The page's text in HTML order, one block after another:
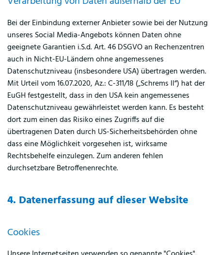
Bei der Einbindung externer Anbieter sowie bei der Nutzung
unseres Social Media-Angebots können Daten ohne
geeignete Garantien i.S.d. Art. 46 DSGVO an Rechenzentren
auch in Nicht-EU-Ländern ohne angemessenes
Datenschutzniveau (insbesondere USA) übertragen werden.
Mit Urteil vom 16.07.2020, Az.: C-311/18 („Schrems II“) hat der
EuGH festgestellt, dass in den USA kein angemessenes
Datenschutzniveau gewährleistet werden kann. Es besteht
dort zum einen das Risiko eines Zugriffs auf die
übertragenen Daten durch US-Sicherheitsbehörden ohne
dass eine Möglichkeit vorgesehen ist, wirksame
Rechtsbehelfe einzulegen. Zum anderen fehlen
durchsetzbare Betroffenenrechte.
4. Datenerfassung auf dieser Website
Cookies